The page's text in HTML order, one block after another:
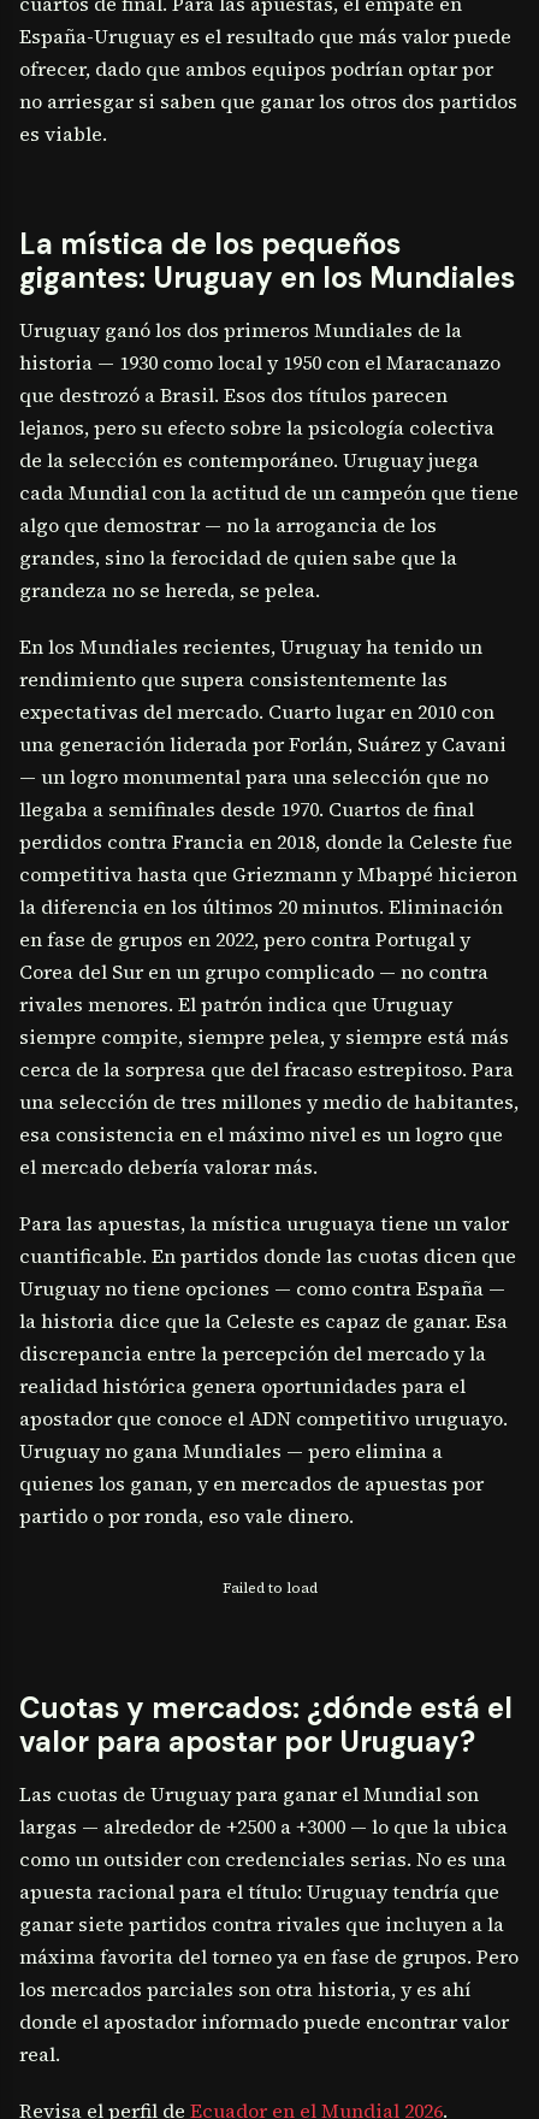
España-Uruguay es el resultado que más valor puede
ofrecer, dado que ambos equipos podrían optar por
no arriesgar si saben que ganar los otros dos partidos
es viable.
La mística de los pequeños
gigantes: Uruguay en los Mundiales
Uruguay ganó los dos primeros Mundiales de la
historia — 1930 como local y 1950 con el Maracanazo
que destrozó a Brasil. Esos dos títulos parecen
lejanos, pero su efecto sobre la psicología colectiva
de la selección es contemporáneo. Uruguay juega
cada Mundial con la actitud de un campeón que tiene
algo que demostrar — no la arrogancia de los
grandes, sino la ferocidad de quien sabe que la
grandeza no se hereda, se pelea.
En los Mundiales recientes, Uruguay ha tenido un
rendimiento que supera consistentemente las
expectativas del mercado. Cuarto lugar en 2010 con
una generación liderada por Forlán, Suárez y Cavani
— un logro monumental para una selección que no
llegaba a semifinales desde 1970. Cuartos de final
perdidos contra Francia en 2018, donde la Celeste fue
competitiva hasta que Griezmann y Mbappé hicieron
la diferencia en los últimos 20 minutos. Eliminación
en fase de grupos en 2022, pero contra Portugal y
Corea del Sur en un grupo complicado — no contra
rivales menores. El patrón indica que Uruguay
siempre compite, siempre pelea, y siempre está más
cerca de la sorpresa que del fracaso estrepitoso. Para
una selección de tres millones y medio de habitantes,
esa consistencia en el máximo nivel es un logro que
el mercado debería valorar más.
Para las apuestas, la mística uruguaya tiene un valor
cuantificable. En partidos donde las cuotas dicen que
Uruguay no tiene opciones — como contra España —
la historia dice que la Celeste es capaz de ganar. Esa
discrepancia entre la percepción del mercado y la
realidad histórica genera oportunidades para el
apostador que conoce el ADN competitivo uruguayo.
Uruguay no gana Mundiales — pero elimina a
quienes los ganan, y en mercados de apuestas por
partido o por ronda, eso vale dinero.
Failed to load
Cuotas y mercados: ¿dónde está el
valor para apostar por Uruguay?
Las cuotas de Uruguay para ganar el Mundial son
largas — alrededor de +2500 a +3000 — lo que la ubica
como un outsider con credenciales serias. No es una
apuesta racional para el título: Uruguay tendría que
ganar siete partidos contra rivales que incluyen a la
máxima favorita del torneo ya en fase de grupos. Pero
los mercados parciales son otra historia, y es ahí
donde el apostador informado puede encontrar valor
real.
Revisa el perfil de Ecuador en el Mundial 2026.